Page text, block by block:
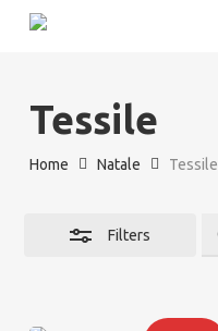
Skip
contentTessile
Home Natale Tessile
Filters